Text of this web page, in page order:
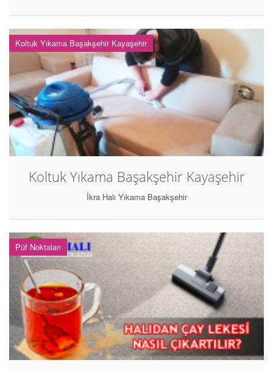
Koltuk Yıkama Başakşehir Kayaşehir
Koltuk Yıkama Başakşehir Kayaşehir
İkra Halı Yıkama Başakşehir
Püf Noktaları